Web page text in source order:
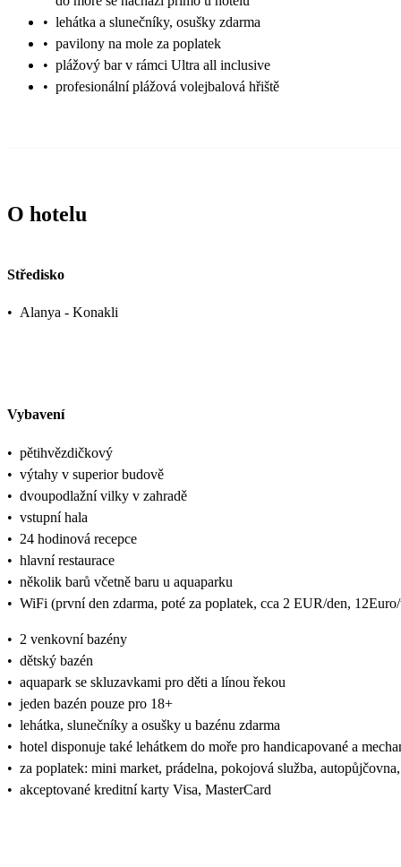
• lehátka a slunečníky, osušky zdarma
• pavilony na mole za poplatek
• plážový bar v rámci Ultra all inclusive
• profesionální plážová volejbalová hřiště
O hotelu
Středisko
• Alanya - Konakli
Vybavení
• pětihvězdičkový
• výtahy v superior budově
• dvoupodlažní vilky v zahradě
• vstupní hala
• 24 hodinová recepce
• hlavní restaurace
• několik barů včetně baru u aquaparku
• WiFi (první den zdarma, poté za poplatek, cca 2 EUR/den,
• 2 venkovní bazény
• dětský bazén
• aquapark se skluzavkami pro děti a línou řekou
• jeden bazén pouze pro 18+
• lehátka, slunečníky a osušky u bazénu zdarma
• hotel disponuje také lehátkem do moře pro handicapované a
• za poplatek: mini market, prádelna, pokojová služba,
• akceptované kreditní karty Visa, MasterCard